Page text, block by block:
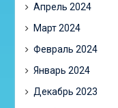
Апрель 2024
Март 2024
Февраль 2024
Январь 2024
Декабрь 2023